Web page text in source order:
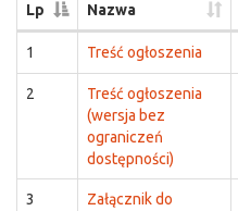
Lp Nazwa
1 Treść ogłoszenia
2
Treść ogłoszenia
(wersja bez
ograniczeń
dostępności)
3
Załącznik do